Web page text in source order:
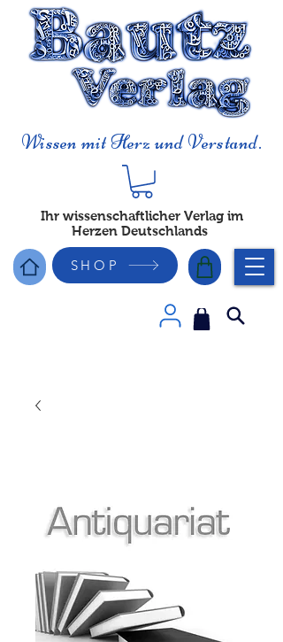
Wissen mit Herz und Verstand.
Ihr wissenschaftlicher Verlag im
Herzen Deutschlands
SHOP